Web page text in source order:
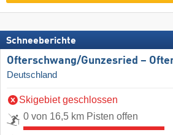
Schneeberichte
Ofterschwang/​Gunzesried –
Deutschland
Skigebiet geschlossen
0 von 16,5 km Pisten offen